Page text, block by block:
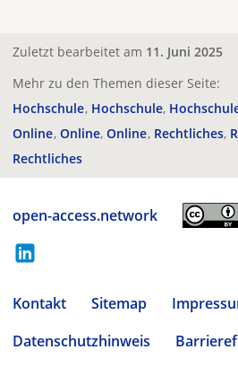
Zuletzt bearbeitet am 11. Juni 2025
Mehr zu den Themen dieser Seite:
Hochschule Hochschule
Online Online Online Rechtliches
Rechtliches
open-access.network
Kontakt Sitemap
Datenschutzhinweis